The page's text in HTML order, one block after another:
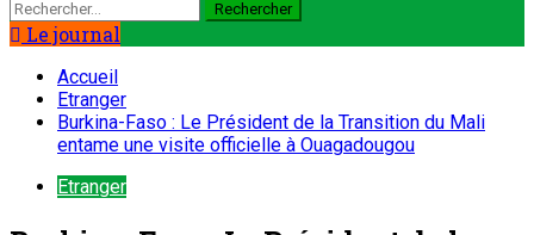
Le journal
Accueil
Etranger
Burkina-Faso : Le Président de la Transition du Mali
entame une visite officielle à Ouagadougou
Etranger